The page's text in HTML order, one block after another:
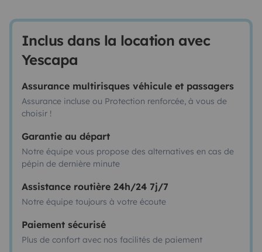
Inclus dans la location avec
Yescapa
Assurance multirisques véhicule et passagers
Assurance incluse ou Protection renforcée, à vous de
choisir !
Garantie au départ
Notre équipe vous propose des alternatives en cas de
pépin de dernière minute
Assistance routière 24h/24 7j/7
Notre équipe toujours à votre écoute
Paiement sécurisé
Plus de confort avec nos facilités de paiement